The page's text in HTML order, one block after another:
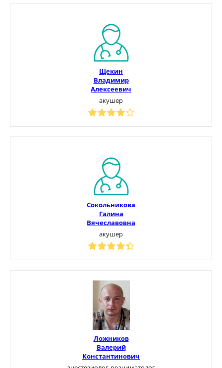
Щекин
Владимир
Алексеевич
акушер
Сокольникова
Галина
Вячеславовна
акушер
Ложников
Валерий
Константинович